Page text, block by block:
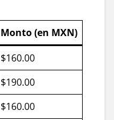
Monto (en MXN)
$160.00
$190.00
$160.00